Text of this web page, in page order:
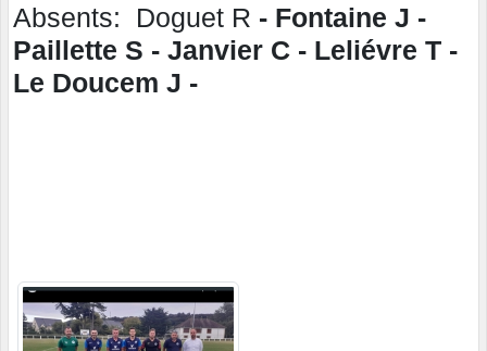
Absents: Doguet R - Fontaine J -
Paillette S - Janvier C - Leliévre T -
Le Doucem J -